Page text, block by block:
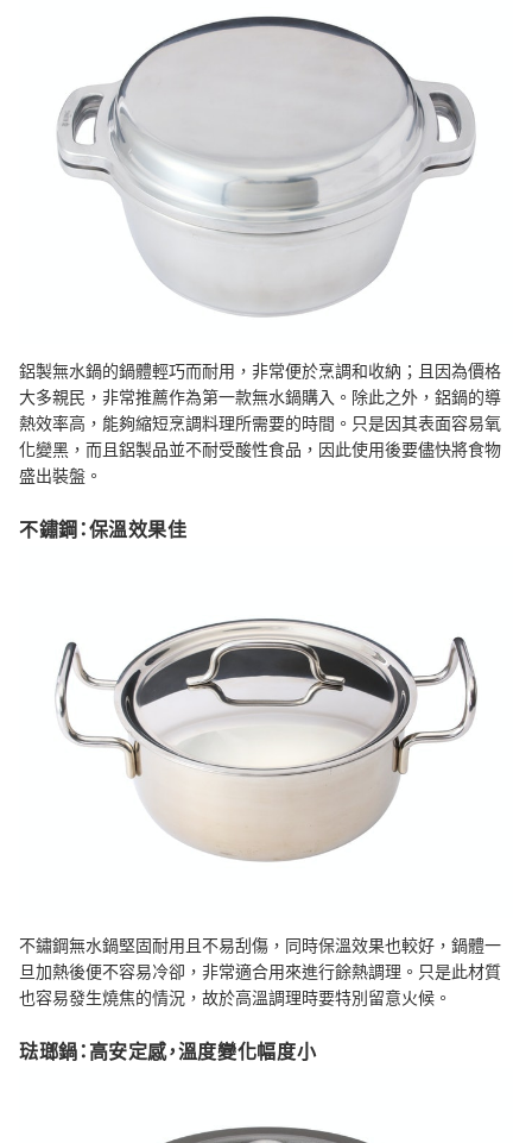
鋁製無水鍋的鍋體輕巧而耐用，非常便於烹調和收納；且因為價格
大多親民，非常推薦作為第一款無水鍋購入。除此之外，鋁鍋的導
熱效率高，能夠縮短烹調料理所需要的時間。只是因其表面容易氧
化變黑，而且鋁製品並不耐受酸性食品，因此使用後要儘快將食物
盛出裝盤。
不鏽鋼：保溫效果佳
不鏽鋼無水鍋堅固耐用且不易刮傷，同時保溫效果也較好，鍋體一
旦加熱後便不容易冷卻，非常適合用來進行餘熱調理。只是此材質
也容易發生燒焦的情況，故於高溫調理時要特別留意火候。
琺瑯鍋：高安定感，溫度變化幅度小